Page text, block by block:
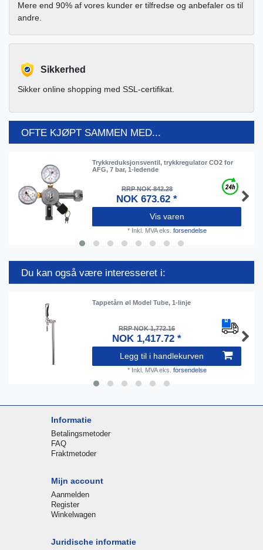
Mere end 90% af vores kunder er tilfredse og anbefaler os til
andre.
Sikkerhed
Sikker online shopping med SSL-certifikat.
OFTE KJØPT SAMMEN MED...
Trykkreduksjonsventil, trykkregulator CO2 for
AFG, 7 bar, 1-ledende
RRP NOK 842.28
NOK 673.62 *
Vis varen
* Inkl. MVAeks. forsendelse
Du kan også være interesseret i:
Tappetårn øl Model Tube, 1-linje
RRP NOK 1,772.16
NOK 1,417.72 *
Legg til i handlekurven
* Inkl. MVAeks. forsendelse
Informatie
Betalingsmetoder
FAQ
Fraktmetoder
Mijn account
Aanmelden
Register
Winkelwagen
Juridische informatie